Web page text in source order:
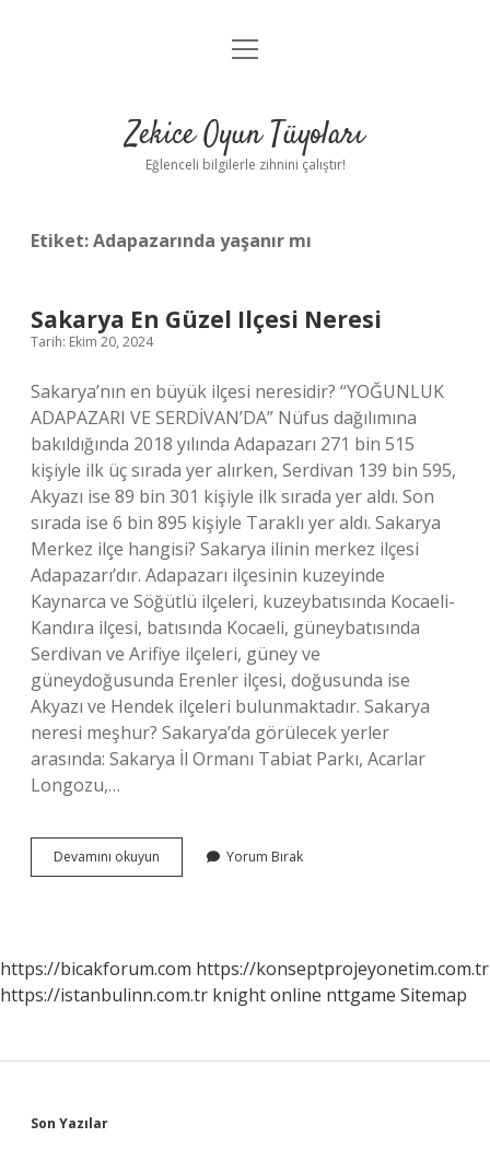
Anasayfa
Yasal Uyarı
menüyü
Zekice Oyun Tüyoları
Eğlenceli bilgilerle zihnini çalıştır!
Etiket:Adapazarında yaşanır mı
Sakarya En Güzel Ilçesi Neresi
Tarih: Ekim 20, 2024
Sakarya’nın en büyük ilçesi neresidir? “YOĞUNLUK
ADAPAZARI VE SERDİVAN’DA” Nüfus dağılımına
bakıldığında 2018 yılında Adapazarı 271 bin 515
kişiyle ilk üç sırada yer alırken, Serdivan 139 bin 595,
Akyazı ise 89 bin 301 kişiyle ilk sırada yer aldı. Son
sırada ise 6 bin 895 kişiyle Taraklı yer aldı. Sakarya
Merkez ilçe hangisi? Sakarya ilinin merkez ilçesi
Adapazarı’dır. Adapazarı ilçesinin kuzeyinde
Kaynarca ve Söğütlü ilçeleri, kuzeybatısında Kocaeli-
Kandıra ilçesi, batısında Kocaeli, güneybatısında
Serdivan ve Arifiye ilçeleri, güney ve
güneydoğusunda Erenler ilçesi, doğusunda ise
Akyazı ve Hendek ilçeleri bulunmaktadır. Sakarya
neresi meşhur? Sakarya’da görülecek yerler
arasında: Sakarya İl Ormanı Tabiat Parkı, Acarlar
Longozu,…
Devamını okuyun
En
Yorum Bırak
https://bicakforum.com https://konseptprojeyonetim.com.tr
https://istanbulinn.com.tr knight online nttgame Sitemap
Son Yazılar